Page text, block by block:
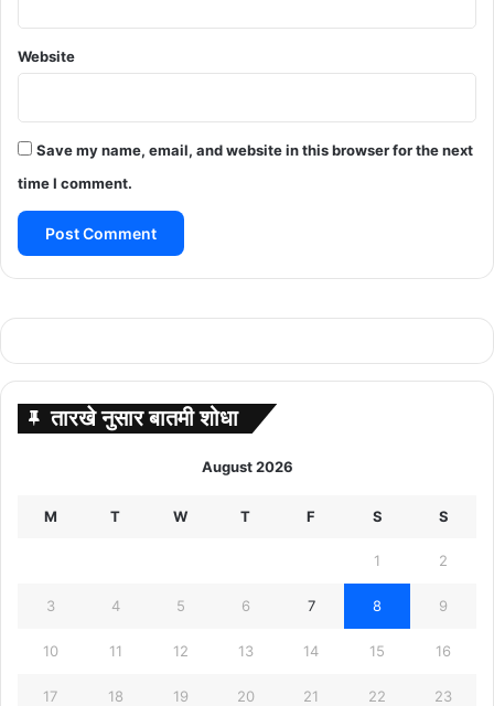
Website
Save my name, email, and website in this browser for the next
time I comment.
तारखे नुसार बातमी शोधा
August 2026
M T W T F S S
1 2
3 4 5 6 7 8 9
10 11 12 13 14 15 16
17 18 19 20 21 22 23